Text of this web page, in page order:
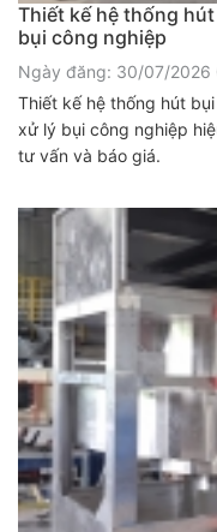
Thiết kế hệ thống
bụi công nghiệp
Ngày đăng: 30/07/2026
Thiết kế hệ thống hút
xử lý bụi công nghiệp
tư vấn và báo giá.